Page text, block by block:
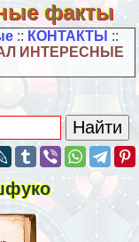
факты
:: КОНТАКТЫ ::
ИНТЕРЕСНЫЕ